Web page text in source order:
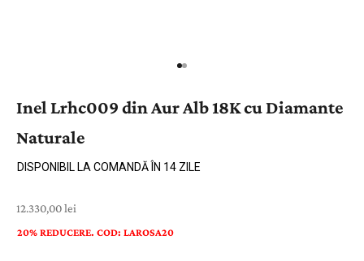
Inel Lrhc009 din Aur Alb 18K cu Diamante
Naturale
DISPONIBIL LA COMANDĂ ÎN 14 ZILE
Preț cu reducere
12.330,00 lei
20% REDUCERE. COD: LAROSA20